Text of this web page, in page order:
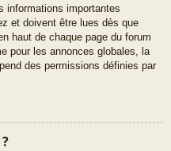
informations importantes
et doivent être lues dès que
haut de chaque page du forum
pour les annonces globales, la
des permissions définies par